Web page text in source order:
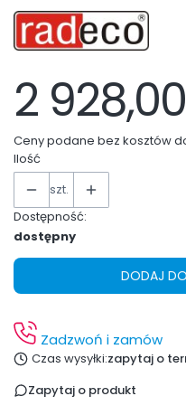
2 928,00
Ceny podane bez kosztów
Ilość
szt.
Dostępność:
dostępny
DODAJ
Zadzwoń i zamów
Czas wysyłki:zapytaj o
Zapytaj o produkt